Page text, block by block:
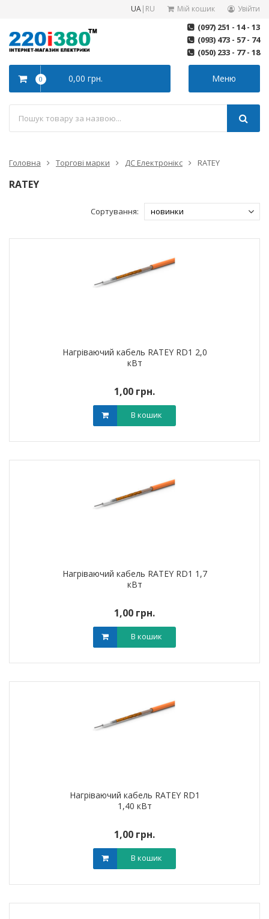
UA| RU Мій кошик Увійти
(097) 251 - 14 - 13
(093) 473 - 57 - 74
(050) 233 - 77 - 18
Меню
0 0,00 грн.
Головна Торгові марки ДС Електронікс RATEY
RATEY
Сортування:
Нагріваючий кабель RATEY RD1 2,0
кВт
1,00 грн.
В кошик
Нагріваючий кабель RATEY RD1 1,7
кВт
1,00 грн.
В кошик
Нагріваючий кабель RATEY RD1
1,40 кВт
1,00 грн.
В кошик